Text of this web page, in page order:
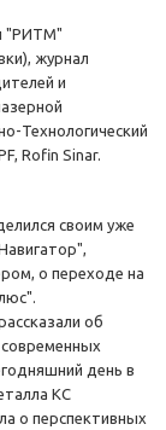
"РИТМ"
журнал
и
Технологический
Rofin Sinar.
своим уже
о переходе на
об
день в
КС
о перспективных